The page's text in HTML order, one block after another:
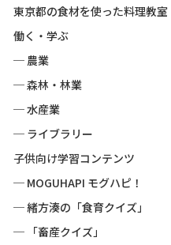
東京都の食材を使った料理教室
働く・学ぶ
─ 農業
─ 森林・林業
─ 水産業
─ ライブラリー
子供向け学習コンテンツ
─ MOGUHAPI モグハピ！
─ 緒方湊の「食育クイズ」
─ 「畜産クイズ」